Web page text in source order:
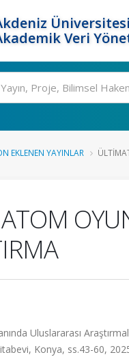
Üniversitesi
Veri
EKLENEN YAYINLAR
Uluslararası
Konya, ss.43-60,